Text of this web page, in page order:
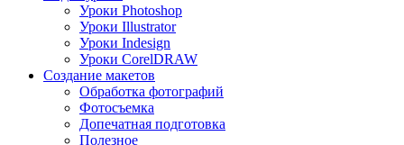
Уроки Photoshop
Уроки Illustrator
Уроки Indesign
Уроки CorelDRAW
Создание макетов
Обработка фотографий
Фотосъемка
Допечатная подготовка
Полезное